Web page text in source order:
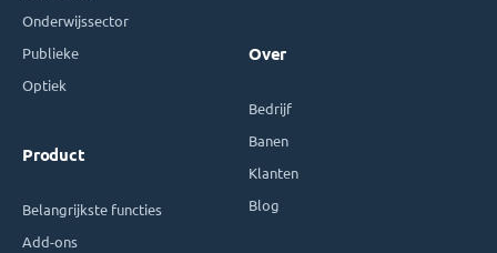
Onderwijssector
Publieke
Optiek
Product
Belangrijkste functies
Add-ons
Over
Bedrijf
Banen
Klanten
Blog